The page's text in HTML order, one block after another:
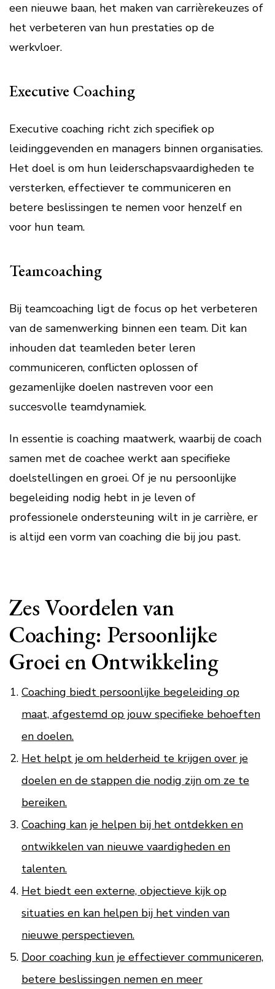
een nieuwe baan, het maken van carrièrekeuzes of
het verbeteren van hun prestaties op de
werkvloer.
Executive Coaching
Executive coaching richt zich specifiek op
leidinggevenden en managers binnen organisaties.
Het doel is om hun leiderschapsvaardigheden te
versterken, effectiever te communiceren en
betere beslissingen te nemen voor henzelf en
voor hun team.
Teamcoaching
Bij teamcoaching ligt de focus op het verbeteren
van de samenwerking binnen een team. Dit kan
inhouden dat teamleden beter leren
communiceren, conflicten oplossen of
gezamenlijke doelen nastreven voor een
succesvolle teamdynamiek.
In essentie is coaching maatwerk, waarbij de coach
samen met de coachee werkt aan specifieke
doelstellingen en groei. Of je nu persoonlijke
begeleiding nodig hebt in je leven of
professionele ondersteuning wilt in je carrière, er
is altijd een vorm van coaching die bij jou past.
Zes Voordelen van
Coaching: Persoonlijke
Groei en Ontwikkeling
Coaching biedt persoonlijke begeleiding op
maat, afgestemd op jouw specifieke behoeften
en doelen.
Het helpt je om helderheid te krijgen over je
doelen en de stappen die nodig zijn om ze te
bereiken.
Coaching kan je helpen bij het ontdekken en
ontwikkelen van nieuwe vaardigheden en
talenten.
Het biedt een externe, objectieve kijk op
situaties en kan helpen bij het vinden van
nieuwe perspectieven.
Door coaching kun je effectiever communiceren,
betere beslissingen nemen en meer